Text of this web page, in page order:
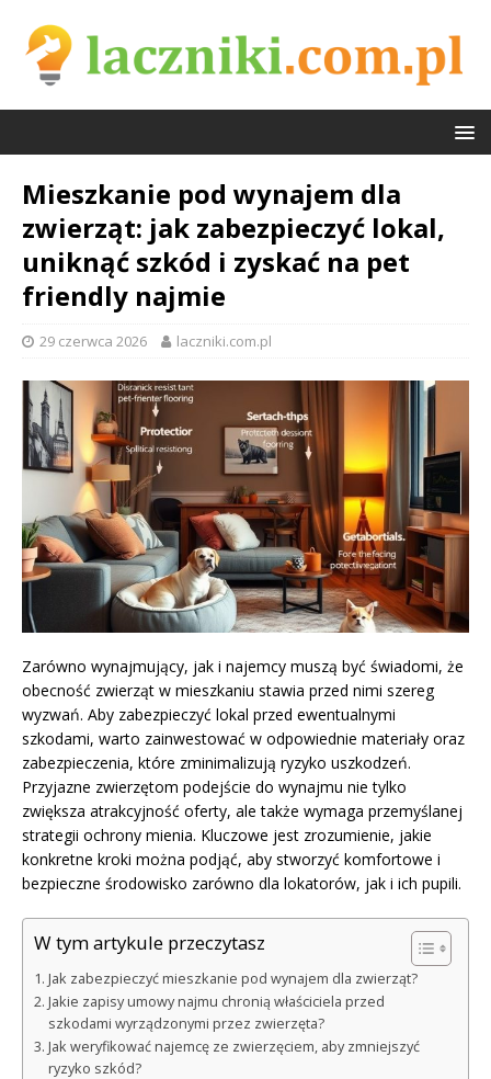
Mieszkanie pod wynajem dla
zwierząt: jak zabezpieczyć lokal,
uniknąć szkód i zyskać na pet
friendly najmie
29 czerwca 2026 laczniki.com.pl
Zarówno wynajmujący, jak i najemcy muszą być świadomi, że
obecność zwierząt w mieszkaniu stawia przed nimi szereg
wyzwań. Aby zabezpieczyć lokal przed ewentualnymi
szkodami, warto zainwestować w odpowiednie materiały oraz
zabezpieczenia, które zminimalizują ryzyko uszkodzeń.
Przyjazne zwierzętom podejście do wynajmu nie tylko
zwiększa atrakcyjność oferty, ale także wymaga przemyślanej
strategii ochrony mienia. Kluczowe jest zrozumienie, jakie
konkretne kroki można podjąć, aby stworzyć komfortowe i
bezpieczne środowisko zarówno dla lokatorów, jak i ich pupili.
W tym artykule przeczytasz
Jak zabezpieczyć mieszkanie pod wynajem dla zwierząt?
Jakie zapisy umowy najmu chronią właściciela przed
szkodami wyrządzonymi przez zwierzęta?
Jak weryfikować najemcę ze zwierzęciem, aby zmniejszyć
ryzyko szkód?